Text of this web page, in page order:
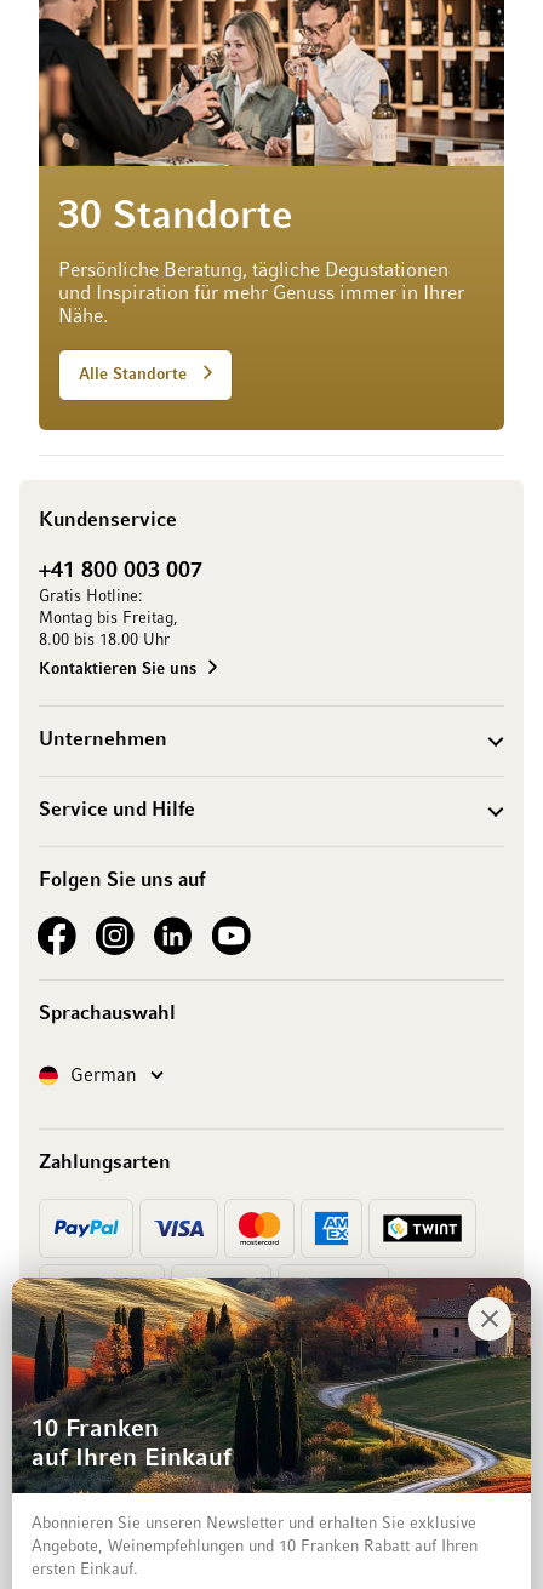
30 Standorte
Persönliche Beratung, tägliche Degustationen
und Inspiration für mehr Genuss immer in Ihrer
Nähe.
Alle Standorte
Kundenservice
+41 800 003 007
Gratis Hotline:
Montag bis Freitag,
8.00 bis 18.00 Uhr
Kontaktieren Sie uns
Unternehmen
Service und Hilfe
Folgen Sie uns auf
See our FacebookSee our Instagram account
See our LinkedInSee our YouTube channel
Sprachauswahl
SpracheGerman
Zahlungsarten
Vorkasse Rechnung
10 Franken
auf Ihren Einkauf
Abonnieren Sie unseren Newsletter und erhalten Sie exklusive
Angebote, Weinempfehlungen und 10 Franken Rabatt auf Ihren
ersten Einkauf.